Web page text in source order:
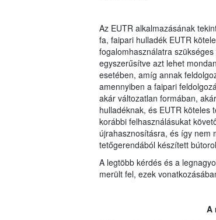
Az EUTR alkalmazásának
fa, faipari hulladék EUTR
fogalomhasználatra
egyszerűsítve azt lehet
esetében, amíg annak
amennyiben a faipari
akár változatlan formában,
hulladéknak, és EUTR köteles
korábbi felhasználásukat
újrahasznosításra, és így nem
tetőgerendából készített
A legtöbb kérdés és a
merült fel, ezek
A